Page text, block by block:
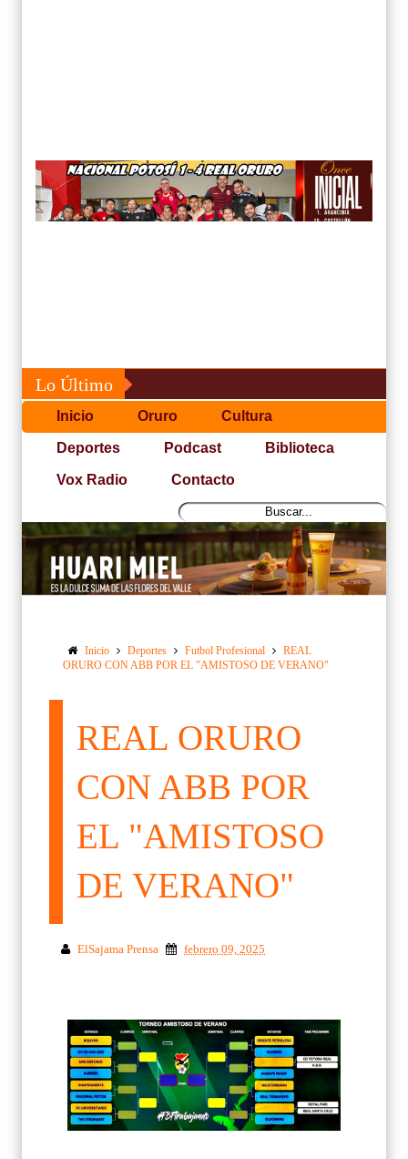
Lo Último
Inicio Oruro Cultura
Deportes Podcast Biblioteca
Vox Radio Contacto
Inicio Deportes Futbol Profesional
REAL
ORURO CON ABB POR EL "AMISTOSO DE VERANO"
REAL ORURO
CON ABB POR
EL "AMISTOSO
DE VERANO"
ElSajama Prensa febrero 09, 2025